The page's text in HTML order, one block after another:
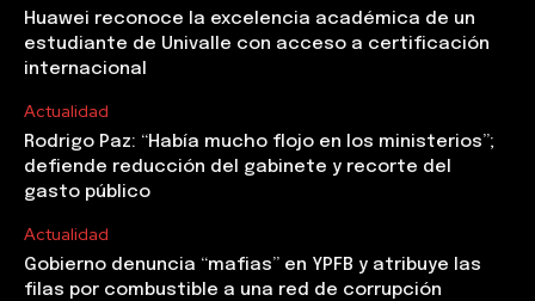
Huawei reconoce la excelencia académica de un
estudiante de Univalle con acceso a certificación
internacional
Actualidad
Rodrigo Paz: “Había mucho flojo en los ministerios”;
defiende reducción del gabinete y recorte del
gasto público
Actualidad
Gobierno denuncia “mafias” en YPFB y atribuye las
filas por combustible a una red de corrupción